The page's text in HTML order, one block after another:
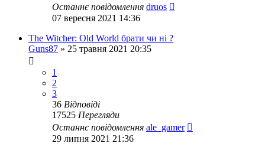
Останнє повідомлення druos
07 вересня 2021 14:36
The Witcher: Old World брати чи ні ?
Guns87 » 25 травня 2021 20:35
1
2
3
36 Відповіді
17525 Перегляди
Останнє повідомлення ale_gamer
29 липня 2021 21:36